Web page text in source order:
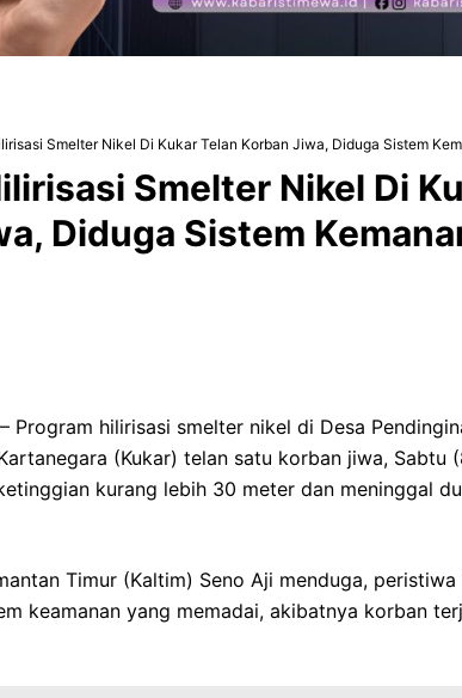
Smelter Nikel Di Kukar Telan Korban Jiwa, Diduga Sistem
Smelter Nikel Di
Diduga Sistem
– Program hilirisasi smelter nikel di Desa
(Kukar) telan satu korban jiwa, Sabtu
kurang lebih 30 meter dan meninggal
Timur (Kaltim) Seno Aji menduga,
keamanan yang memadai, akibatnya korban